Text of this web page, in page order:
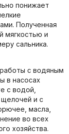
понижает
Полученная
мягкостью и
сальника.
с водяным
в насосах
с водой,
и с
масла,
во всех
хозяйства.